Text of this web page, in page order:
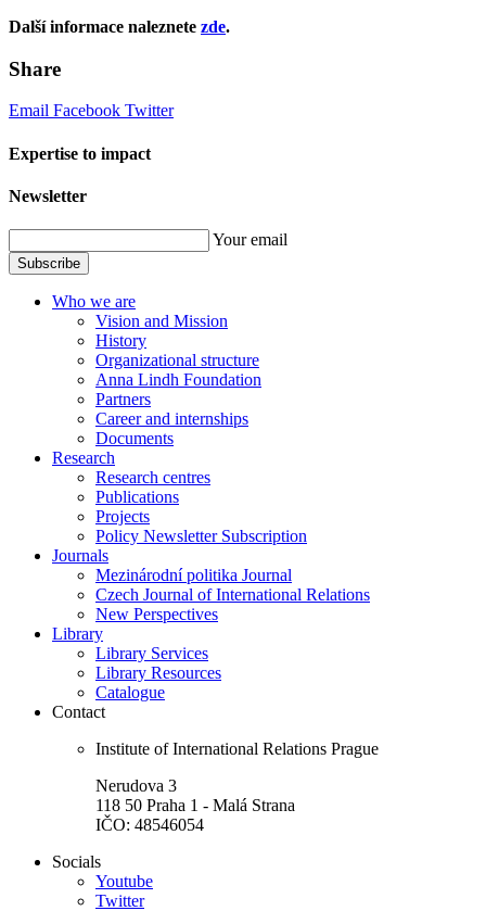
Další informace naleznete zde.
Share
Email Facebook Twitter
Expertise to impact
Newsletter
Your email
Subscribe
Who we are
Vision and Mission
History
Organizational structure
Anna Lindh Foundation
Partners
Career and internships
Documents
Research
Research centres
Publications
Projects
Policy Newsletter Subscription
Journals
Mezinárodní politika Journal
Czech Journal of International Relations
New Perspectives
Library
Library Services
Library Resources
Catalogue
Contact
Institute of International Relations Prague
Nerudova 3
118 50 Praha 1 - Malá Strana
IČO: 48546054
Socials
Youtube
Twitter